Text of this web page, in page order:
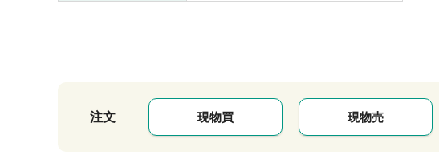
注文 現物買 現物売